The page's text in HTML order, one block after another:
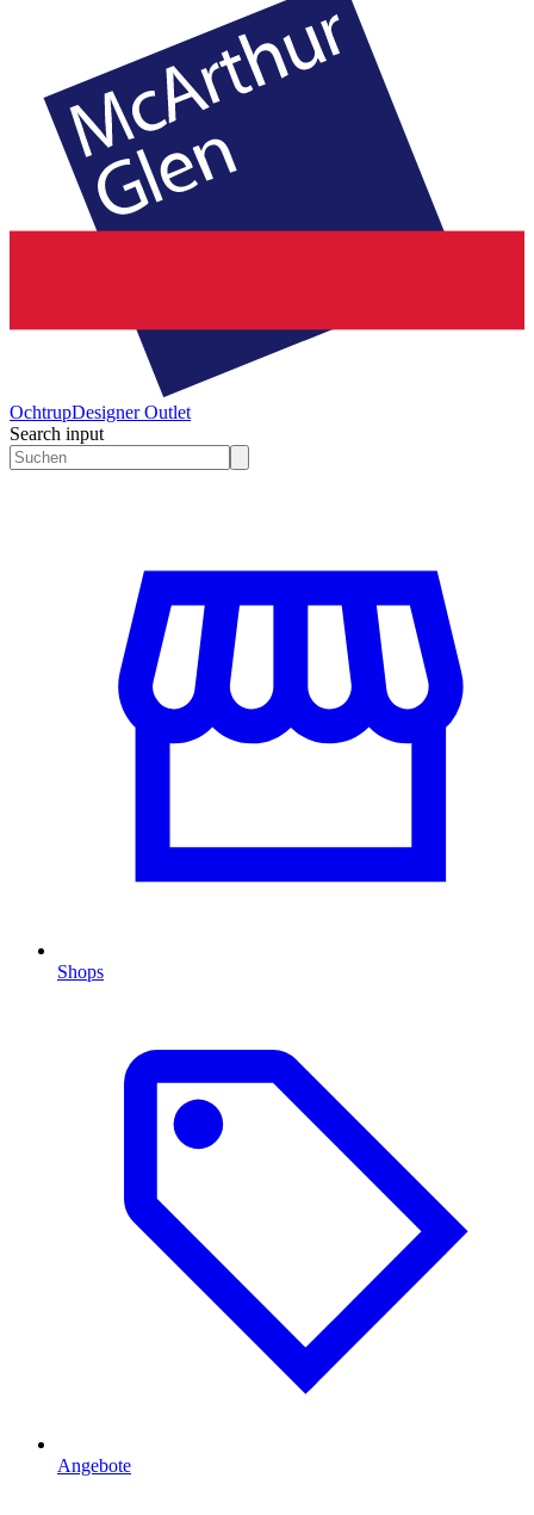
OchtrupDesigner Outlet
Search input
Shops
Angebote